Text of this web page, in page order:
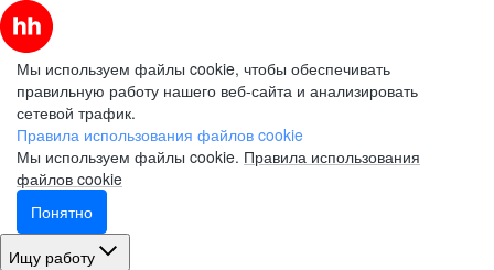
Мы используем файлы cookie, чтобы обеспечивать
правильную работу нашего веб-сайта и анализировать
сетевой трафик.
Правила использования файлов cookie
Мы используем файлы cookie. Правила использования
файлов cookie
Понятно
Ищу работу